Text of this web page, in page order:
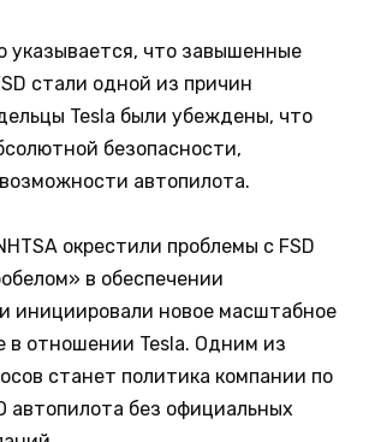
указывается, что завышенные
стали одной из причин
Tesla были убеждены, что
безопасности,
автопилота.
окрестили проблемы с FSD
в обеспечении
инициировали новое масштабное
в отношении Tesla. Одним из
станет политика компании по
автопилота без официальных